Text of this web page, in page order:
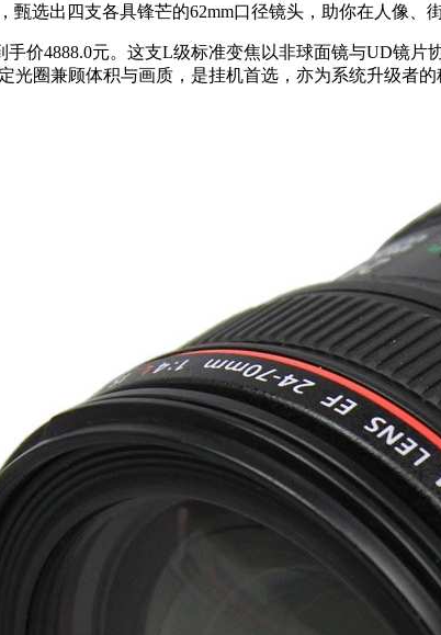
甄选出四支各具锋芒的62mm口径镜头，助你在人像、
手价4888.0元。这支L级标准变焦以非球面镜与UD镜
光圈兼顾体积与画质，是挂机首选，亦为系统升级者的